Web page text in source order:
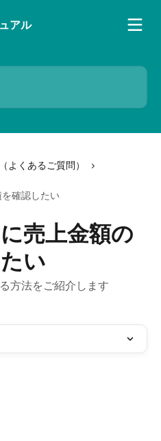
よくあるご質問）
確認したい
売上金額の
い
方法をご紹介します